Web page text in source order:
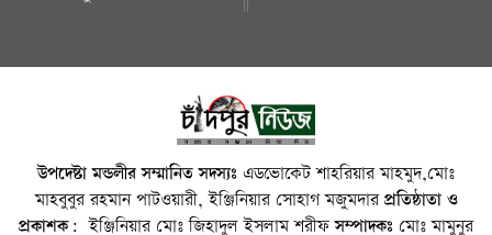
উপদেষ্টা মন্ডলীর সম্মানিত সদস্যঃ এডভোকেট শাহরিয়ার মাহমুদ,মোঃ
মাহবুবুর রহমান পাটওয়ারী, ইঞ্জিনিয়ার সোহাগ মজুমদারপ্রতিষ্ঠাতা ও
প্রকাশক: ইঞ্জিনিয়ার মোঃ জিহাদুল ইসলাম শরীফসম্পাদকঃ মোঃ মামুনুর